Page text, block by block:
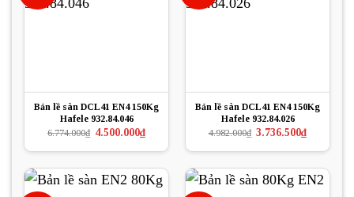
Bản lề sàn DCL41 EN4 150Kg
Hafele 932.84.046
6.774.000₫ Giá
là:
4.500.000₫Giá
hiện
tại
4.500.000₫.
Bản lề sàn DCL41 EN4 150Kg
Hafele 932.84.026
4.982.000₫ Giá
là:
3.736.500₫Giá
hiện
tại
3.736.500₫.